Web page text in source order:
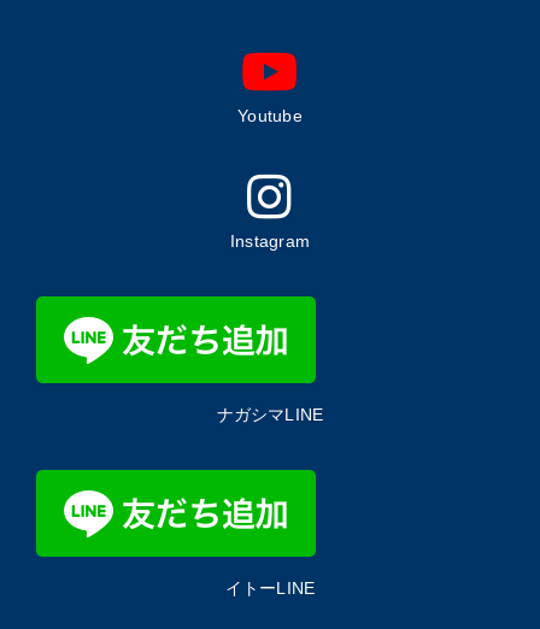
Youtube
Instagram
ナガシマLINE
イトーLINE